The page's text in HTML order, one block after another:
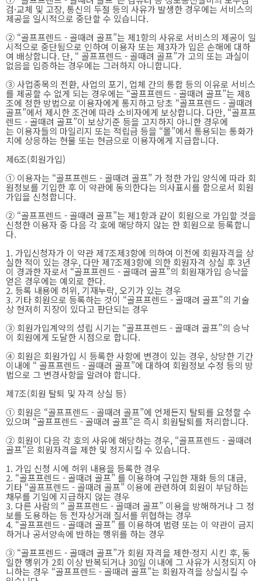
검·교체 및 고장, 통신의 두절 등의 사유가 발생한 경우에는 서비스의
제공을 일시적으로 중단할 수 있습니다.
② “골프프렌드 - 골때려 골프”는 제1항의 사유로 서비스의 제공이 일
시적으로 중단됨으로 인하여 이용자 또는 제3자가 입은 손해에 대하
여 배상합니다. 단, “ 골프프렌드 - 골때려 골프”가 고의 또는 과실이
없음을 입증하는 경우에는 그러하지 아니합니다.
③ 사업종목의 전환, 사업의 포기, 업체 간의 통합 등의 이유로 서비스
를 제공할 수 없게 되는 경우에는 “골프프렌드 - 골때려 골프”는 제8
조에 정한 방법으로 이용자에게 통지하고 당초 “골프프렌드 - 골때려
골프”에서 제시한 조건에 따라 소비자에게 보상합니다. 다만, “골프프
렌드 - 골때려 골프”이 보상기준 등을 고지하지 아니한 경우에
는 이용자들의 마일리지 또는 적립금 등을 “몰”에서 통용되는 통화가
치에 상응하는 현물 또는 현금으로 이용자에게 지급합니다.
제6조(회원가입)
① 이용자는 “골프프렌드 - 골때려 골프” 가 정한 가입 양식에 따라 회
원정보를 기입한 후 이 약관에 동의한다는 의사표시를 함으로서 회원
가입을 신청합니다.
② “골프프렌드 - 골때려 골프”는 제1항과 같이 회원으로 가입할 것을
신청한 이용자 중 다음 각 호에 해당하지 않는 한 회원으로 등록합니
다.
1. 가입신청자가 이 약관 제7조제3항에 의하여 이전에 회원자격을 상
실한 적이 있는 경우, 다만 제7조제3항에 의한 회원자격 상실 후 3년
이 경과한 자로서 “골프프렌드 - 골때려 골프”의 회원재가입 승낙을
얻은 경우에는 예외로 한다.
2. 등록 내용에 허위, 기재누락, 오기가 있는 경우
3. 기타 회원으로 등록하는 것이 “골프프렌드 - 골때려 골프”의 기술
상 현저히 지장이 있다고 판단되는 경우
③ 회원가입계약의 성립 시기는 “골프프렌드 - 골때려 골프”의 승낙
이 회원에게 도달한 시점으로 합니다.
④ 회원은 회원가입 시 등록한 사항에 변경이 있는 경우, 상당한 기간
이내에 “ 골프프렌드 - 골때려 골프”에 대하여 회원정보 수정 등의 방
법으로 그 변경사항을 알려야 합니다.
제7조(회원 탈퇴 및 자격 상실 등)
① 회원은 “골프프렌드 - 골때려 골프”에 언제든지 탈퇴를 요청할 수
있으며 “골프프렌드 - 골때려 골프”은 즉시 회원탈퇴를 처리합니다.
② 회원이 다음 각 호의 사유에 해당하는 경우, “골프프렌드 - 골때려
골프”은 회원자격을 제한 및 정지시킬 수 있습니다.
1. 가입 신청 시에 허위 내용을 등록한 경우
2. “골프프렌드 - 골때려 골프” 를 이용하여 구입한 재화 등의 대금,
기타 “골프프렌드 - 골때려 골프” 이용에 관련하여 회원이 부담하는
채무를 기일에 지급하지 않는 경우
3. 다른 사람의 “ 골프프렌드 - 골때려 골프” 이용을 방해하거나 그 정
보를 도용하는 등 전자상거래 질서를 위협하는 경우
4. “골프프렌드 - 골때려 골프” 를 이용하여 법령 또는 이 약관이 금지
하거나 공서양속에 반하는 행위를 하는 경우
③ “골프프렌드 - 골때려 골프”가 회원 자격을 제한·정지 시킨 후, 동
일한 행위가 2회 이상 반복되거나 30일 이내에 그 사유가 시정되지 아
니하는 경우 “골프프렌드 - 골때려 골프”는 회원자격을 상실시킬 수